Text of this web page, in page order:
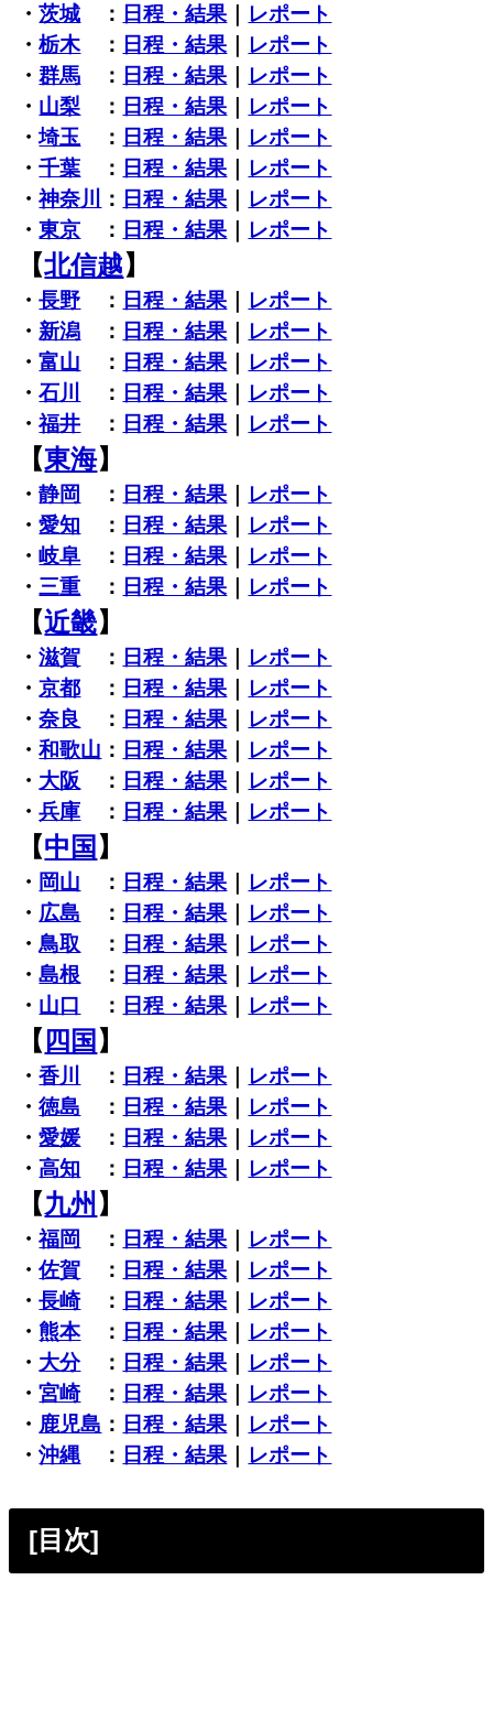
・茨城 ： 日程・結果
レポート
・栃木： 日程・結果
レポート
・群馬 ： 日程・結果
レポート
・ 山梨 ： 日程・結果
レポート
・埼玉 ： 日程・結果
レポート
・千葉 ： 日程・結果
レポート
・神奈川 ： 日程・結果
レポート
・東京 ： 日程・結果 レポート
【北信越】
・長野 ： 日程・結果
レポート
・ 新潟 ： 日程・結果
レポート
・富山 ： 日程・結果
レポート
・石川 ： 日程・結果
レポート
・福井 ： 日程・結果 レポート
【東海】
・静岡 ： 日程・結果
レポート
・愛知 ： 日程・結果
レポート
・岐阜 ： 日程・結果
レポート
・ 三重 ： 日程・結果 レポート
【近畿】
・滋賀 ： 日程・結果
レポート
・京都 ： 日程・結果
レポート
・奈良 ： 日程・結果
レポート
・和歌山 ： 日程・結果
レポート
・ 大阪 ： 日程・結果
レポート
・兵庫 ： 日程・結果 レポート
【中国 】
・ 岡山 ： 日程・結果
レポート
・ 広島 ： 日程・結果
レポート
・ 鳥取 ： 日程・結果
レポート
・島根 ： 日程・結果
レポート
・ 山口 ： 日程・結果 レポート
【 四国 】
・香川 ： 日程・結果
レポート
・徳島 ： 日程・結果
レポート
・愛媛 ： 日程・結果
レポート
・高知 ： 日程・結果 レポート
【九州 】
・福岡 ： 日程・結果
レポート
・佐賀 ： 日程・結果
レポート
・長崎： 日程・結果
レポート
・ 熊本： 日程・結果
レポート
・ 大分： 日程・結果
レポート
・宮崎： 日程・結果
レポート
・ 鹿児島 ： 日程・結果
レポート
・沖縄 ： 日程・結果 レポート
[目次]